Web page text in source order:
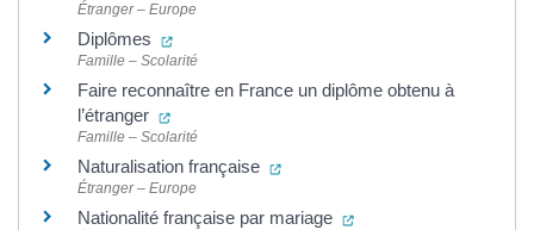
Étranger – Europe
Diplômes (ouverture dans un nouvel onglet)
Famille – Scolarité
Faire reconnaître en France un diplôme obtenu à
l’étranger
(ouverture dans un nouvel onglet)
Famille – Scolarité
Naturalisation française (ouverture dans un nouvel
Étranger – Europe
Nationalité française par mariage (ouverture dans un